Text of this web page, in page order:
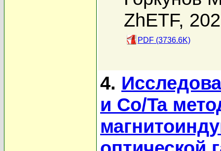
ZhETF,
PDF (3736.6K)
4.
и Co/Ta